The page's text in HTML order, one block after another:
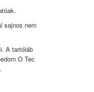
sajnos nem
A tartóláb
O Tec